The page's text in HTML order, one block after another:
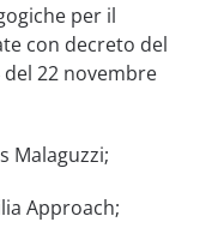
per il
con decreto del
22 novembre
Malaguzzi;
Approach;